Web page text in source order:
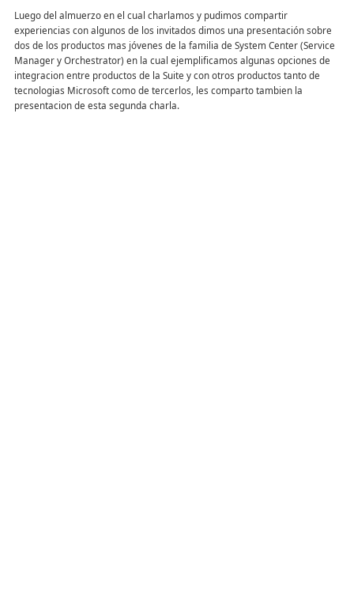
Luego del almuerzo en el cual charlamos y pudimos compartir
experiencias con algunos de los invitados dimos una presentación sobre
dos de los productos mas jóvenes de la familia de System Center (Service
Manager y Orchestrator) en la cual ejemplificamos algunas opciones de
integracion entre productos de la Suite y con otros productos tanto de
tecnologias Microsoft como de tercerlos, les comparto tambien la
presentacion de esta segunda charla.